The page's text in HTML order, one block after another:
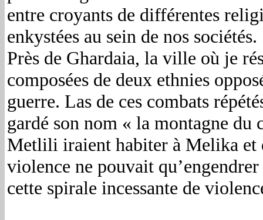
entre croyants de différentes
enkystées au sein de nos sociétés.
Près de Ghardaia, la ville où je
composées de deux ethnies
guerre. Las de ces combats
gardé son nom « la montagne
Metlili iraient habiter à Melika
violence ne pouvait
cette spirale incessante de